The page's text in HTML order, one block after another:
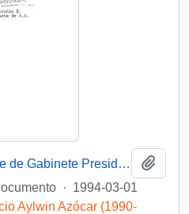
[Oficio Ord. N° 858 de Jefe de Gabinete Presidencial, remite copia de carta que se indica]
· 1994-03-01
Aylwin Azócar (1990-